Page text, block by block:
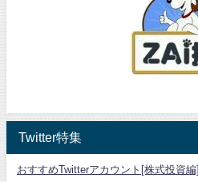
Twitter特集
おすすめTwitterアカウント[株式投資編]